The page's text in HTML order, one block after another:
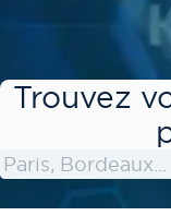
Trouvez